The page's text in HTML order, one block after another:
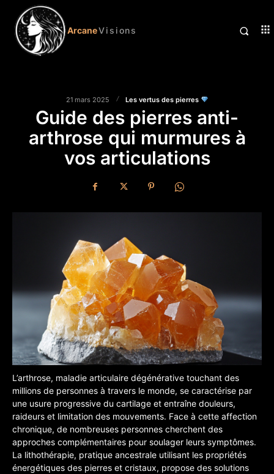
ArcaneVisions
21 mars 2025 Les vertus des pierres
Guide des pierres anti-
arthrose qui murmures à
vos articulations
L’arthrose, maladie articulaire dégénérative touchant des
millions de personnes à travers le monde, se caractérise par
une usure progressive du cartilage et entraîne douleurs,
raideurs et limitation des mouvements. Face à cette affection
chronique, de nombreuses personnes cherchent des
approches complémentaires pour soulager leurs symptômes.
La lithothérapie, pratique ancestrale utilisant les propriétés
énergétiques des pierres et cristaux, propose des solutions